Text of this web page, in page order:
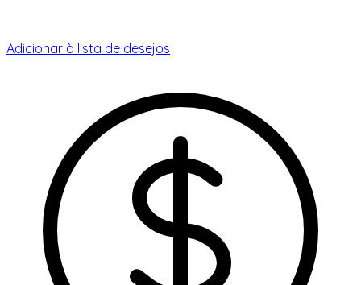
Adicionar à lista de desejos